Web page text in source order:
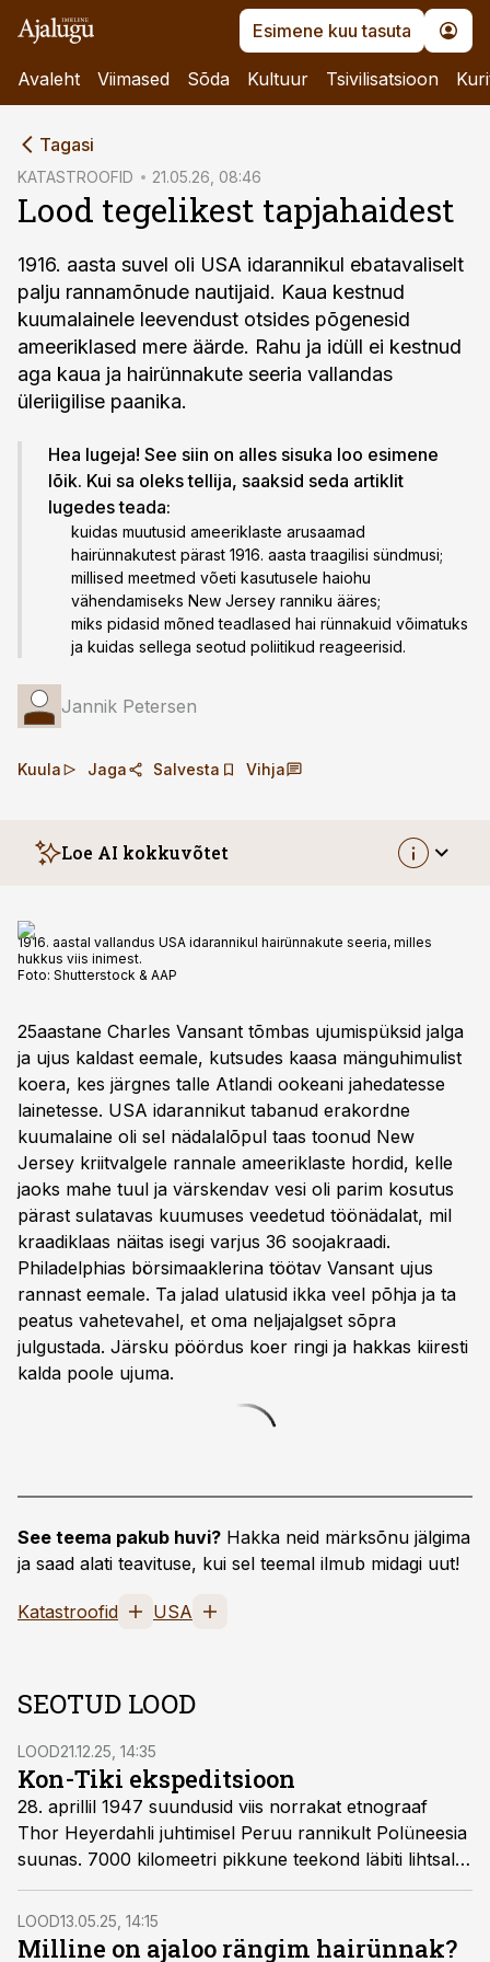
Esimene kuu tasuta
Avaleht Viimased Sõda Kultuur Tsivilisatsioon
Tagasi
KATASTROOFID 21.05.26, 08:46
Lood tegelikest tapjahaidest
1916. aasta suvel oli USA idarannikul ebatavaliselt
palju rannamõnude nautijaid. Kaua kestnud
kuumalainele leevendust otsides põgenesid
ameeriklased mere äärde. Rahu ja idüll ei kestnud
aga kaua ja hairünnakute seeria vallandas
üleriigilise paanika.
Hea lugeja! See siin on alles sisuka loo esimene
lõik. Kui sa oleks tellija, saaksid seda artiklit
lugedes teada:
kuidas muutusid ameeriklaste arusaamad
hairünnakutest pärast 1916. aasta traagilisi sündmusi;
millised meetmed võeti kasutusele haiohu
vähendamiseks New Jersey ranniku ääres;
miks pidasid mõned teadlased hai rünnakuid võimatuks
ja kuidas sellega seotud poliitikud reageerisid.
Jannik Petersen
Kuula Jaga Salvesta Vihja
Loe AI kokkuvõtet
1916. aastal vallandus USA idarannikul hairünnakute seeria, milles
hukkus viis inimest.
Foto: Shutterstock & AAP
25aastane Charles Vansant tõmbas ujumispüksid jalga
ja ujus kaldast eemale, kutsudes kaasa mänguhimulist
koera, kes järgnes talle Atlandi ookeani jahedatesse
lainetesse. USA idarannikut tabanud erakordne
kuumalaine oli sel nädalalõpul taas toonud New
Jersey kriitvalgele rannale ameeriklaste hordid, kelle
jaoks mahe tuul ja värskendav vesi oli parim kosutus
pärast sulatavas kuumuses veedetud töönädalat, mil
kraadiklaas näitas isegi varjus 36 soojakraadi.
Philadelphias börsimaaklerina töötav Vansant ujus
rannast eemale. Ta jalad ulatusid ikka veel põhja ja ta
peatus vahetevahel, et oma neljajalgset sõpra
julgustada. Järsku pöördus koer ringi ja hakkas kiiresti
kalda poole ujuma.
See teema pakub huvi? Hakka neid märksõnu jälgima
ja saad alati teavituse, kui sel teemal ilmub midagi uut!
Katastroofid USA
SEOTUD LOOD
LOOD21.12.25, 14:35
Kon-Tiki ekspeditsioon
28. aprillil 1947 suundusid viis norrakat etnograaf
Thor Heyerdahli juhtimisel Peruu rannikult Polüneesia
suunas. 7000 kilomeetri pikkune teekond läbiti lihtsal
parvel. Eesmärgiks oli tõestada Heyerdahli teooriat, et
algselt asustasid Polüneesia immigrandid Peruust.
LOOD13.05.25, 14:15
Milline on ajaloo rängim hairünnak?